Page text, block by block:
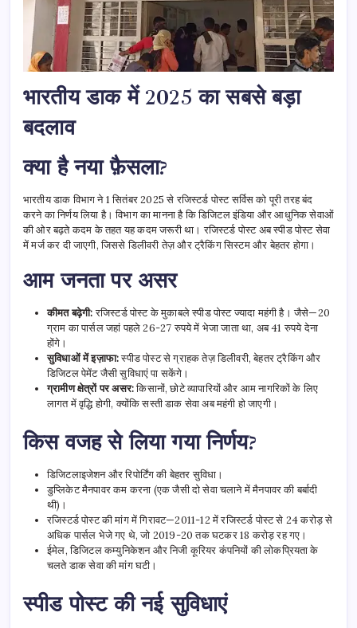
भारतीय डाक में 2025 का सबसे बड़ा
बदलाव
क्या है नया फ़ैसला?
भारतीय डाक विभाग ने 1 सितंबर 2025 से रजिस्टर्ड पोस्ट सर्विस को पूरी तरह बंद
करने का निर्णय लिया है। विभाग का मानना है कि डिजिटल इंडिया और आधुनिक सेवाओं
की ओर बढ़ते कदम के तहत यह कदम जरूरी था। रजिस्टर्ड पोस्ट अब स्पीड पोस्ट सेवा
में मर्ज कर दी जाएगी, जिससे डिलीवरी तेज़ और ट्रैकिंग सिस्टम और बेहतर होगा।
आम जनता पर असर
कीमत बढ़ेगी:रजिस्टर्ड पोस्ट के मुकाबले स्पीड पोस्ट ज्यादा महंगी है। जैसे—20
ग्राम का पार्सल जहां पहले 26-27 रुपये में भेजा जाता था, अब 41 रुपये देना
होंगे।
सुविधाओं में इज़ाफा:स्पीड पोस्ट से ग्राहक तेज़ डिलीवरी, बेहतर ट्रैकिंग और
डिजिटल पेमेंट जैसी सुविधाएं पा सकेंगे।
ग्रामीण क्षेत्रों पर असर:किसानों, छोटे व्यापारियों और आम नागरिकों के लिए
लागत में वृद्धि होगी, क्योंकि सस्ती डाक सेवा अब महंगी हो जाएगी।
किस वजह से लिया गया निर्णय?
डिजिटलाइजेशन और रिपोर्टिंग की बेहतर सुविधा।
डुप्लिकेट मैनपावर कम करना (एक जैसी दो सेवा चलाने में मैनपावर की बर्बादी
थी)।
रजिस्टर्ड पोस्ट की मांग में गिरावट—2011-12 में रजिस्टर्ड पोस्ट से 24 करोड़ से
अधिक पार्सल भेजे गए थे, जो 2019-20 तक घटकर 18 करोड़ रह गए।
ईमेल, डिजिटल कम्युनिकेशन और निजी कूरियर कंपनियों की लोकप्रियता के
चलते डाक सेवा की मांग घटी।
स्पीड पोस्ट की नई सुविधाएं